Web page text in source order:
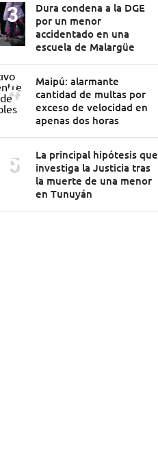
Dura condena a la DGE
por un menor
accidentado en una
escuela de Malargüe
Maipú: alarmante
cantidad de multas por
exceso de velocidad en
apenas dos horas
La principal hipótesis que
investiga la Justicia tras
la muerte de una menor
en Tunuyán